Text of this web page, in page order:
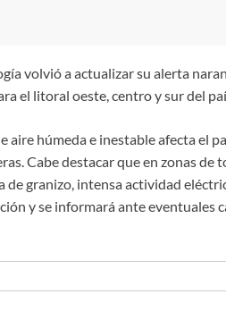
volvió a actualizar su alerta
el litoral oeste, centro y sur del
aire húmeda e inestable afecta el
Cabe destacar que en zonas de
granizo, intensa actividad
y se informará ante eventuales